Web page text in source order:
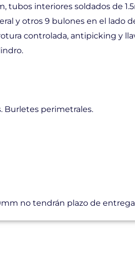
interiores soldados de
y otros 9 bulones en el lado
controlada, antipicking y
Burletes perimetrales.
no tendrán plazo de